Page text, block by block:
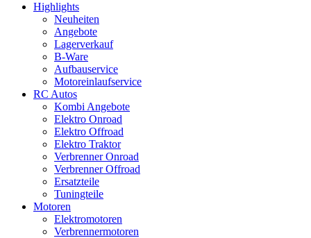
Highlights
Neuheiten
Angebote
Lagerverkauf
B-Ware
Aufbauservice
Motoreinlaufservice
RC Autos
Kombi Angebote
Elektro Onroad
Elektro Offroad
Elektro Traktor
Verbrenner Onroad
Verbrenner Offroad
Ersatzteile
Tuningteile
Motoren
Elektromotoren
Verbrennermotoren